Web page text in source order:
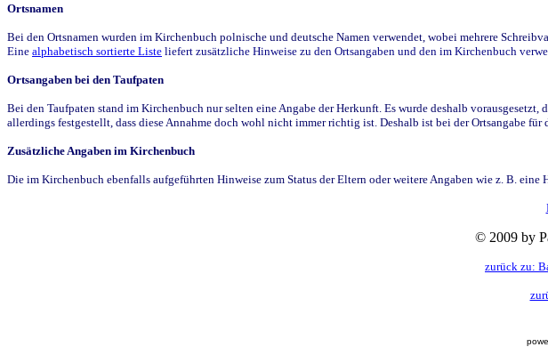
Ortsnamen
Bei den Ortsnamen wurden im Kirchenbuch polnische und deutsche Namen verwendet, wobei mehrere
Eine alphabetisch sortierte Liste liefert zusätzliche Hinweise zu den Ortsangaben und den im Kirchenbuch
Ortsangaben bei den Taufpaten
Bei den Taufpaten stand im Kirchenbuch nur selten eine Angabe der Herkunft. Es wurde deshalb
allerdings festgestellt, dass diese Annahme doch wohl nicht immer richtig ist. Deshalb ist bei der Ortsangabe
Zusätzliche Angaben im Kirchenbuch
Die im Kirchenbuch ebenfalls aufgeführten Hinweise zum Status der Eltern oder weitere Angaben wie z. B. eine
© 2009 by
zurück zu: